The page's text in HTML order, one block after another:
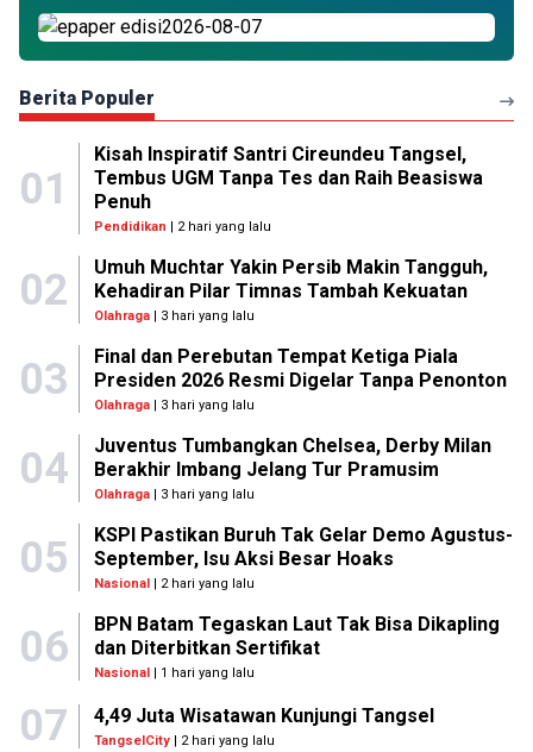
Berita Populer
01
Kisah Inspiratif Santri Cireundeu Tangsel,
Tembus UGM Tanpa Tes dan Raih Beasiswa
Penuh
Pendidikan | 2 hari yang lalu
02
Umuh Muchtar Yakin Persib Makin Tangguh,
Kehadiran Pilar Timnas Tambah Kekuatan
Olahraga| 3 hari yang lalu
03
Final dan Perebutan Tempat Ketiga Piala
Presiden 2026 Resmi Digelar Tanpa Penonton
Olahraga| 3 hari yang lalu
04
Juventus Tumbangkan Chelsea, Derby Milan
Berakhir Imbang Jelang Tur Pramusim
Olahraga| 3 hari yang lalu
05
KSPI Pastikan Buruh Tak Gelar Demo Agustus-
September, Isu Aksi Besar Hoaks
Nasional| 2 hari yang lalu
06
BPN Batam Tegaskan Laut Tak Bisa Dikapling
dan Diterbitkan Sertifikat
Nasional| 1 hari yang lalu
07 4,49 Juta Wisatawan Kunjungi Tangsel
TangselCity | 2 hari yang lalu